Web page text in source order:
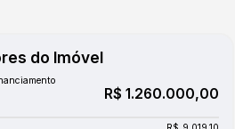
do Imóvel
R$ 1.260.000,00